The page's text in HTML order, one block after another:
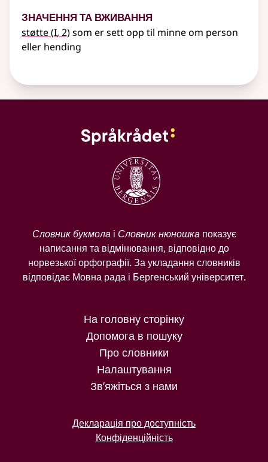
Значення та вживання
støtte(1
I, 2)som er sett opp til minne om person
eller hending
Словник букмолаі Словник нюношкапоказує
написання та відмінювання, відповідно до
норвезької орфографії. За укладання словників
відповідає Мовна рада і Бергенський університет.
На головну сторінку
Допомога в пошуку
Про словники
Налаштування
Зв’яжіться з нами
Декларація про доступність
Конфіденційність